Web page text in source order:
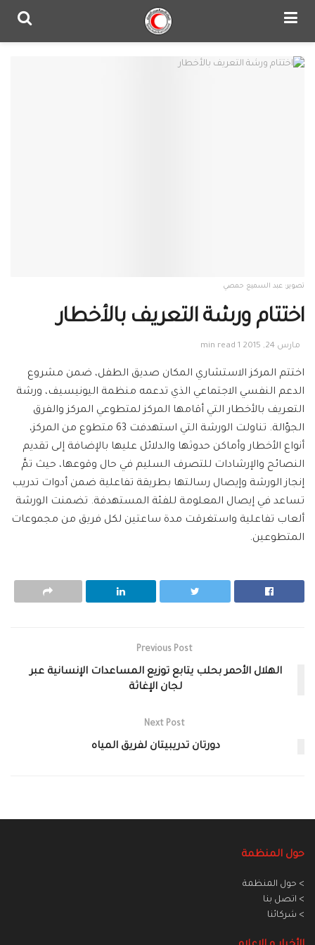
تصوير: عبد السميع حمصي
اختتام ورشة التعريف بالأخطار
مارس 24, 2015 1 min read
اختتم المركز الاستشاري المكان صديق الطفل، ضمن مشروع
الدعم النفسي الاجتماعي الذي تدعمه منظمة اليونيسيف، ورشة
التعريف بالأخطار التي أقامها المركز لمتطوعي المركز والفرق
الجوّالة. تناولت الورشة التي استهدفت 63 متطوع من المركز،
أنواع الأخطار وأماكن حدوثها والدلائل عليها بالإضافة إلى تقديم
النصائح والإرشادات للتصرف السليم في حال وقوعها، حيث تمَّ
إنجاز الورشة وإيصال رسالتها بطريقة تفاعلية ضمن أدوات تدريب
تساعد في إيصال المعلومة للفئة المستهدفة. تضمنت الورشة
ألعاب تفاعلية واستغرقت مدة ساعتين لكل فريق من مجموعات
المتطوعين.
Previous Post
الهلال الأحمر بحلب يتابع توزيع المساعدات الإنسانية عبر
لجان الإغاثة
Next Post
دورتان تدريبيتان لفريق المياه
حول المنظمة
> حول المنظمة
> اتصل بنا
> شركائنا